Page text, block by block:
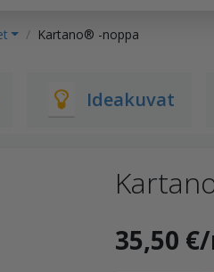
Kartano® -noppa
Ideakuvat
35,50